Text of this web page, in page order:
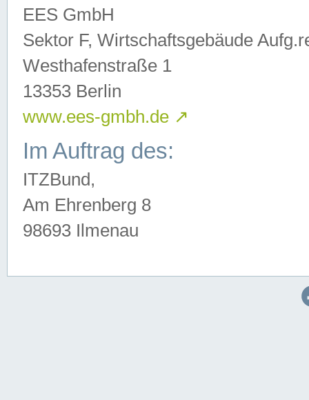
EES GmbH
Sektor F, Wirtschaftsgebäude
Westhafenstraße 1
13353 Berlin
www.ees-gmbh.de ↗
Im Auftrag des:
ITZBund,
Am Ehrenberg 8
98693 Ilmenau